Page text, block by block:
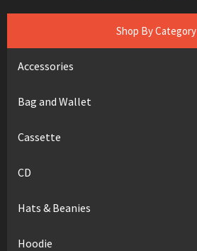
Shop By Category
Accessories
Bag and Wallet
Cassette
CD
Hats & Beanies
Hoodie